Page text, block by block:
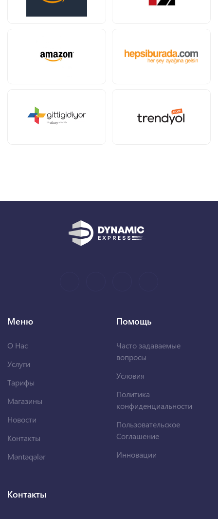
Меню
О Нас
Услуги
Тарифы
Магазины
Новости
Контакты
Məntəqələr
Помощь
Часто задаваемые
вопросы
Условия
Политика
конфиденциальности
Пользовательское
Соглашение
Инновации
Контакты